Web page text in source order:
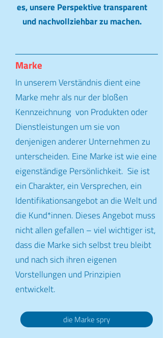
es, unsere Perspektive transparent
und nachvollziehbar zu machen.
Marke
In unserem Verständnis dient eine
Marke mehr als nur der bloßen
Kennzeichnung von Produkten oder
Dienstleistungen um sie von
denjenigen anderer Unternehmen zu
unterscheiden. Eine Marke ist wie eine
eigenständige Persönlichkeit. Sie ist
ein Charakter, ein Versprechen, ein
Identifikationsangebot an die Welt und
die Kund*innen. Dieses Angebot muss
nicht allen gefallen – viel wichtiger ist,
dass die Marke sich selbst treu bleibt
und nach sich ihren eigenen
Vorstellungen und Prinzipien
entwickelt.
die Marke spry